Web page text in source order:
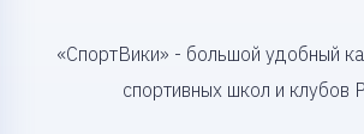
«СпортВики» - большой удобный
спортивных школ и клубов